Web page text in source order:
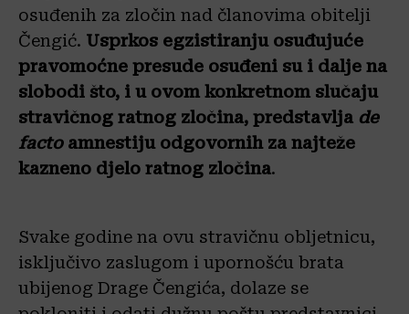
osuđenih za zločin nad članovima obitelji
Čengić. Usprkos egzistiranju osuđujuće
pravomoćne presude osuđeni su i dalje na
slobodi što, i u ovom konkretnom slučaju
stravičnog ratnog zločina, predstavlja de
factoamnestiju odgovornih za najteže
kazneno djelo ratnog zločina.
Svake godine na ovu stravičnu obljetnicu,
isključivo zaslugom i upornošću brata
ubijenog Drage Čengića, dolaze se